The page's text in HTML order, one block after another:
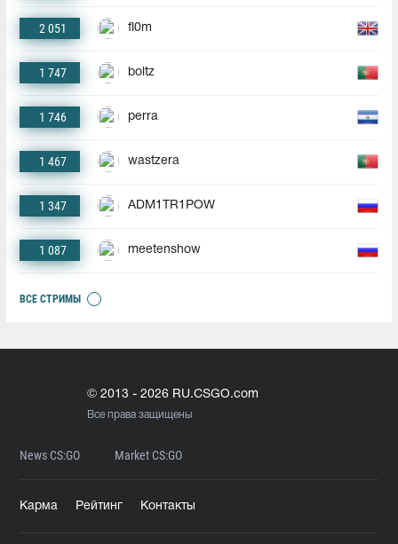
2 051 fl0m
1 747 boltz
1 746 perra
1 467 wastzera
1 347 ADM1TR1POW
1 087 meetenshow
ВСЕ СТРИМЫ
© 2013 - 2026 RU.CSGO.com
Все права защищены
News CS:GO Market CS:GO
Карма Рейтинг Контакты